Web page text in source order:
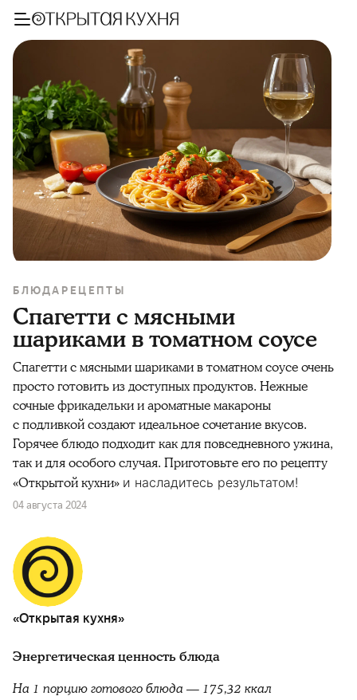
БЛЮДА РЕЦЕПТЫ
Спагетти с мясными
шариками в томатном соусе
Спагетти с мясными шариками в томатном соусе очень
просто готовить из доступных продуктов. Нежные
сочные фрикадельки и ароматные макароны
с подливкой создают идеальное сочетание вкусов.
Горячее блюдо подходит как для повседневного ужина,
так и для особого случая. Приготовьте его по рецепту
«Открытой кухни» и насладитесь результатом!
04 августа 2024
«Открытая кухня»
Энергетическая ценность блюда
На 1 порцию готового блюда — 175,32 ккал